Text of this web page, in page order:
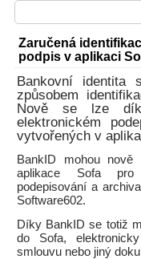
Zaručená
podpis v aplikaci
Bankovní identita
způsobem
Nově se lze
elektronickém
vytvořených v
BankID mohou nově
aplikace Sofa pro
podepisování a
Software602.
Díky BankID se totiž
do Sofa,
smlouvu nebo jiný